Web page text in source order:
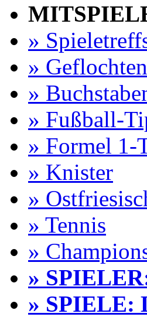
»
»
»
» Fußball-
» Formel 1-
» Knister
»
» Tennis
»
»
» SPIELE: